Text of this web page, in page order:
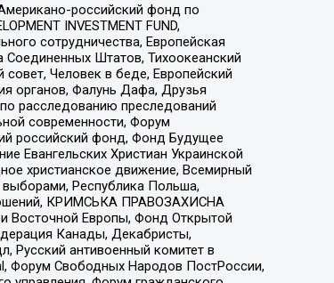
российский фонд по
INVESTMENT FUND,
сотрудничества, Европейская
Штатов, Тихоокеанский
Человек в беде, Европейский
органов, Фалунь Дафа, Друзья
расследованию преследований
современности, Форум
российский фонд, Фонд Будущее
Евангельских Христиан Украинской
христианское движение, Всемирный
выборами, Республика Польша,
КРИМСЬКА ПРАВОЗАХИСНА
Восточной Европы, Фонд Открытой
Канады, Декабристы,
Русский антивоенный комитет в
Форум Свободных Народов ПостРоссии,